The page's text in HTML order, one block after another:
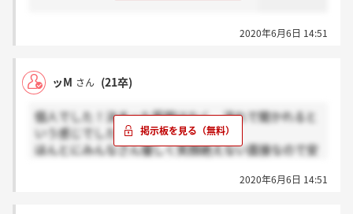
2020年6月6日 14:51
ッM さん (21卒)
個人でした！決まった質問はなく、流れで聞かれると
いう感じでした！
ほんとにみんなさん優しく笑顔絶えない面接なので安
2020年6月6日 14:51